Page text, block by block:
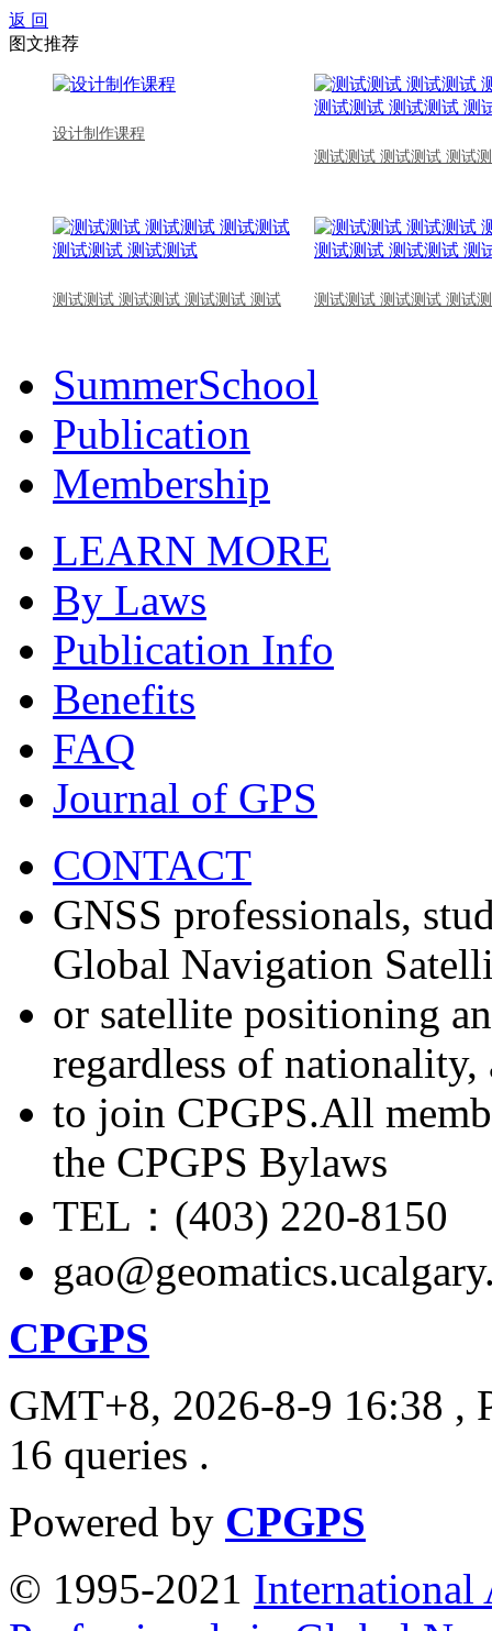
返 回
图文推荐
设计制作课程
测试测试 测试测试 测试
测试测试 测试测试 测试测试 测试 测试测试 测试测试 测试
SummerSchool
Publication
Membership
LEARN MORE
By Laws
Publication Info
Benefits
FAQ
Journal of GPS
CONTACT
GNSS professionals,
Global Navigation
or satellite positioning
regardless of nationality,
to join CPGPS.All
the CPGPS Bylaws
TEL：(403) 220-8150
CPGPS
GMT+8, 2026-8-9 16:38 ,
16 queries .
Powered by CPGPS
© 1995-2021 International